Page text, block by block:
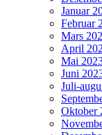
Januar
Februar
Mars
April
Mai
Juni
Juli-
Oktober